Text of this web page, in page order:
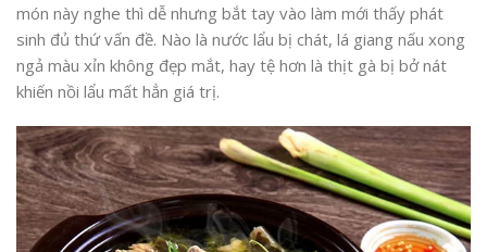
món này nghe thì dễ nhưng bắt tay vào làm mới thấy phát
sinh đủ thứ vấn đề. Nào là nước lẩu bị chát, lá giang nấu xong
ngả màu xỉn không đẹp mắt, hay tệ hơn là thịt gà bị bở nát
khiến nồi lẩu mất hẳn giá trị.